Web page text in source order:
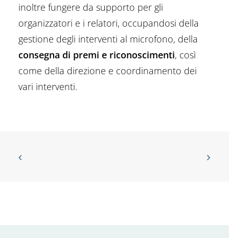
inoltre fungere da supporto per gli
organizzatori e i relatori, occupandosi della
gestione degli interventi al microfono, della
consegna di premi e riconoscimenti, così
come della direzione e coordinamento dei
vari interventi.